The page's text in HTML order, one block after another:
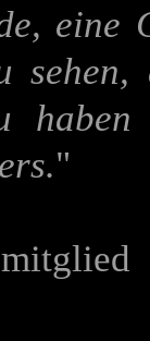
eine
sehen,
"